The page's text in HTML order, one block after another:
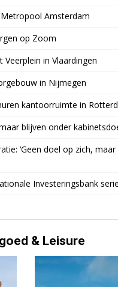
Amsterdam
op Zoom
in Vlaardingen
in Nijmegen
kantoorruimte in
blijven onder
‘Geen doel op zich,
Investeringsbank
& Leisure